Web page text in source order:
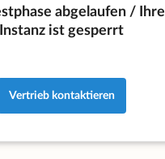
abgelaufen / Ihre
Instanz ist gesperrt
Vertrieb kontaktieren